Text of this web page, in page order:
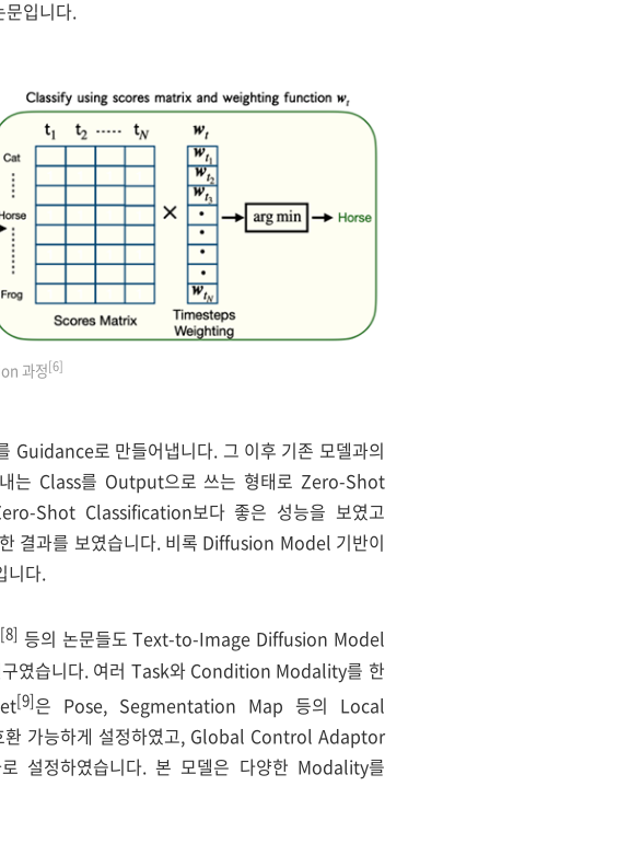
문입니다.
과정[6]
로 만들어냅니다. 그 이후 기존 모델과의
는 Class를 Output으로 쓰는 형태로 Zero-Shot
Shot Classification보다 좋은 성능을 보였고
결과를 보였습니다. 비록 Diffusion Model 기반이
니다.
[8] 등의 논문들도 Text-to-Image Diffusion Model
였습니다. 여러 Task와 Condition Modality를 한
[9]은 Pose, Segmentation Map 등의 Local
가능하게 설정하였고, Global Control Adaptor
설정하였습니다. 본 모델은 다양한 Modality를